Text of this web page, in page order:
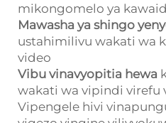
mikongomelo ya
Mawasha ya shingo
ustahimilivu wakati wa
video
Vibu vinavyopitia hewa
wakati wa vipindi virefu
Vipengele hivi